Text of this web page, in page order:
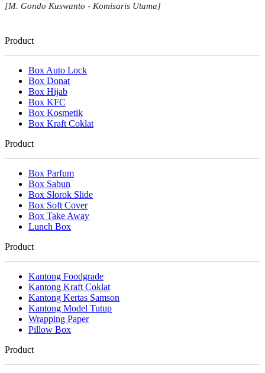
[M. Gondo Kuswanto - Komisaris Utama]
Product
Box Auto Lock
Box Donat
Box Hijab
Box KFC
Box Kosmetik
Box Kraft Coklat
Product
Box Parfum
Box Sabun
Box Slorok Slide
Box Soft Cover
Box Take Away
Lunch Box
Product
Kantong Foodgrade
Kantong Kraft Coklat
Kantong Kertas Samson
Kantong Model Tutup
Wrapping Paper
Pillow Box
Product